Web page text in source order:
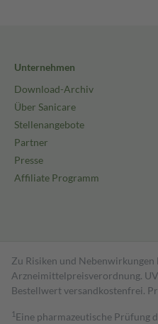
Unternehmen
Download-Archiv
Über Sanicare
Stellenangebote
Partner
Presse
Affiliate Programm
Zu Risiken und
Arzneimittelpreisverordnung.
Bestell­wert versand­kosten­frei.
1 Eine pharmazeutische Prüfung